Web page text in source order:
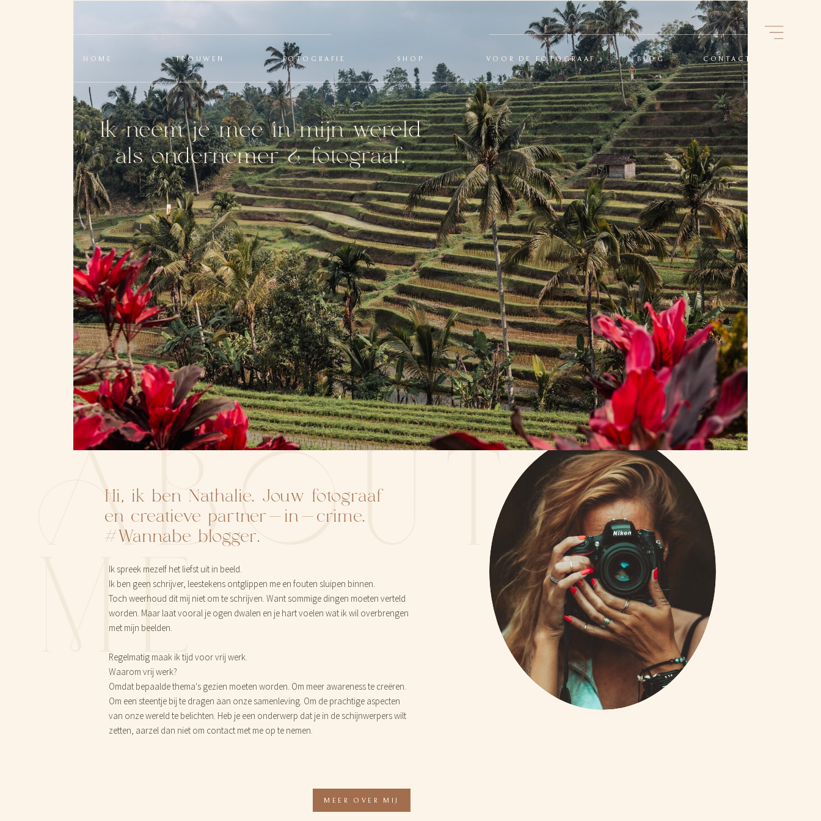
CONTACT
BLOG
VOOR DE FOTOGRAAF
SHOP
TROUWEN FOTOGRAFIE
HOME
Ik neem je mee in mijn wereld
als ondernemer & fotograaf.
ABOUT
ME
MEER OVER MIJ
Ik spreek mezelf het liefst uit in beeld.
Ik ben geen schrijver, leestekens ontglippen me en fouten sluipen binnen.
Toch weerhoud dit mij niet om te schrijven. Want sommige dingen moeten verteld
worden. Maar laat vooral je ogen dwalen en je hart voelen wat ik wil overbrengen
met mijn beelden.
Regelmatig maak ik tijd voor vrij werk.
Waarom vrij werk?
Omdat bepaalde thema's gezien moeten worden. Om meer awareness te creëren.
Om een steentje bij te dragen aan onze samenleving. Om de prachtige aspecten
van onze wereld te belichten. Heb je een onderwerp dat je in de schijnwerpers wilt
zetten, aarzel dan niet om contact met me op te nemen.
Hi, ik ben Nathalie. Jouw fotograaf
en creatieve partner-in-crime.
#Wannabe blogger.